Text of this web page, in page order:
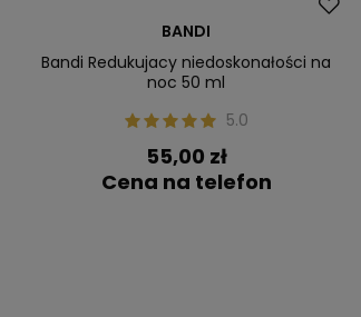
BANDI
Bandi Redukujacy niedoskonałości na
noc 50 ml
5.0
55,00 zł
Cena na telefon